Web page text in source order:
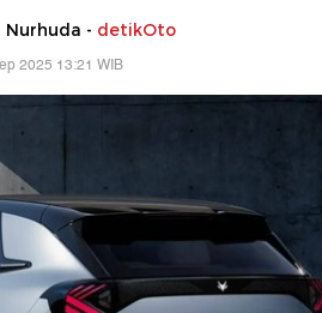
Nurhuda - detikOto
2025 13:21 WIB